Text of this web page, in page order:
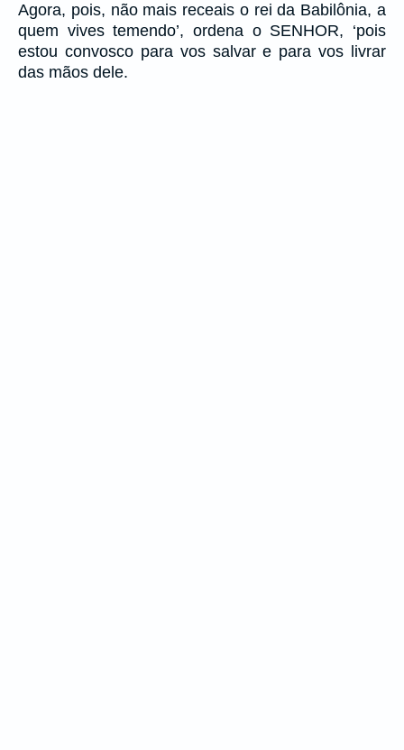
Agora, pois, não mais receais o rei da Babilônia, a
quem vives temendo’, ordena o SENHOR, ‘pois
estou convosco para vos salvar e para vos livrar
das mãos dele.